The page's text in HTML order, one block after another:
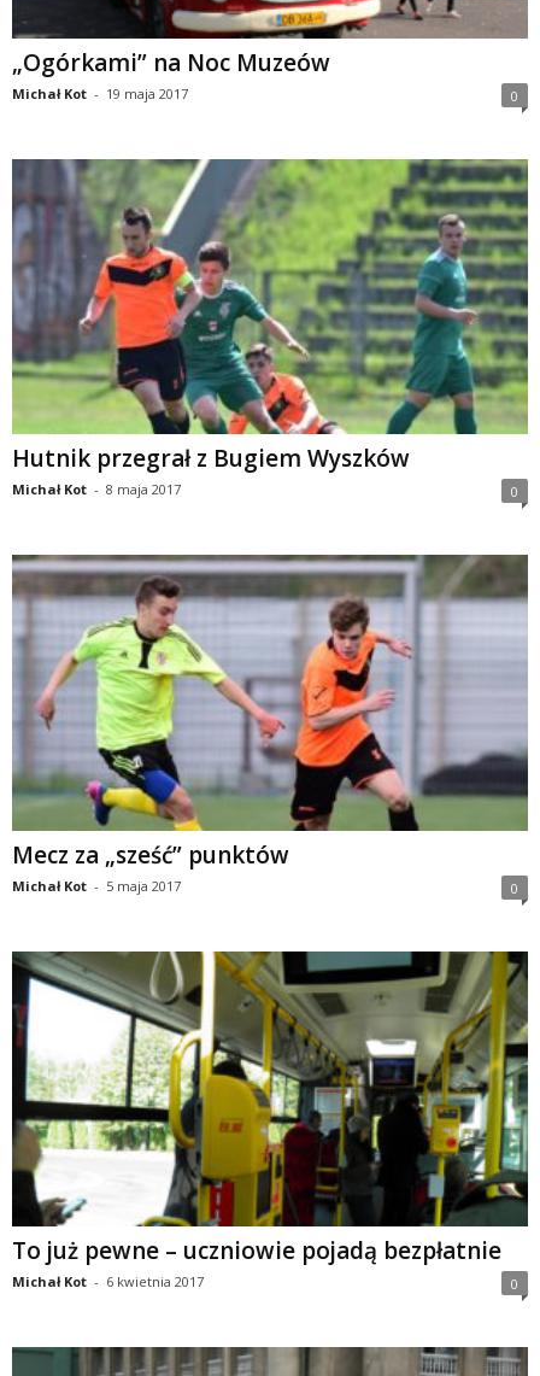
„Ogórkami” na Noc Muzeów
Michał Kot - 19 maja 2017 0
Hutnik przegrał z Bugiem Wyszków
Michał Kot - 8 maja 2017 0
Mecz za „sześć” punktów
Michał Kot - 5 maja 2017 0
To już pewne – uczniowie pojadą bezpłatnie
Michał Kot - 6 kwietnia 2017 0